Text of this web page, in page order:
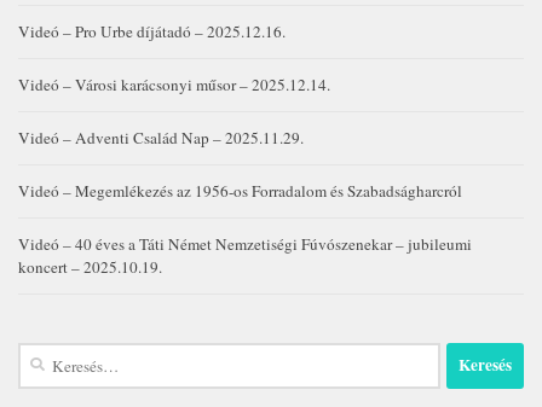
Videó – Pro Urbe díjátadó – 2025.12.16.
Videó – Városi karácsonyi műsor – 2025.12.14.
Videó – Adventi Család Nap – 2025.11.29.
Videó – Megemlékezés az 1956-os Forradalom és Szabadságharcról
Videó – 40 éves a Táti Német Nemzetiségi Fúvószenekar – jubileumi
koncert – 2025.10.19.
Keresés: